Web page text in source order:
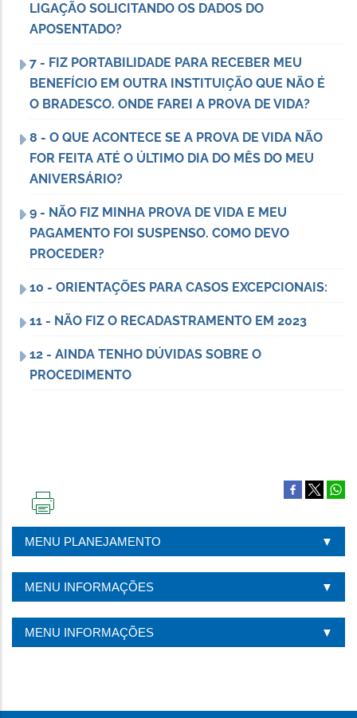
LIGAÇÃO SOLICITANDO OS DADOS DO
APOSENTADO?
7 - FIZ PORTABILIDADE PARA RECEBER MEU
BENEFÍCIO EM OUTRA INSTITUIÇÃO QUE NÃO É
O BRADESCO. ONDE FAREI A PROVA DE VIDA?
8 - O QUE ACONTECE SE A PROVA DE VIDA NÃO
FOR FEITA ATÉ O ÚLTIMO DIA DO MÊS DO MEU
ANIVERSÁRIO?
9 - NÃO FIZ MINHA PROVA DE VIDA E MEU
PAGAMENTO FOI SUSPENSO. COMO DEVO
PROCEDER?
10 - ORIENTAÇÕES PARA CASOS EXCEPCIONAIS:
11 - NÃO FIZ O RECADASTRAMENTO EM 2023
12 - AINDA TENHO DÚVIDAS SOBRE O
PROCEDIMENTO
PÁGINA
MENU PLANEJAMENTO
MENU INFORMAÇÕES
MENU INFORMAÇÕES